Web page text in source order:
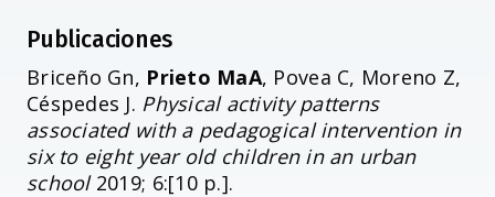
Publicaciones
Briceño Gn, Prieto MaA, Povea C, Moreno Z,
Céspedes J. Physical activity patterns
associated with a pedagogical intervention in
six to eight year old children in an urban
school2019; 6:[10 p.].